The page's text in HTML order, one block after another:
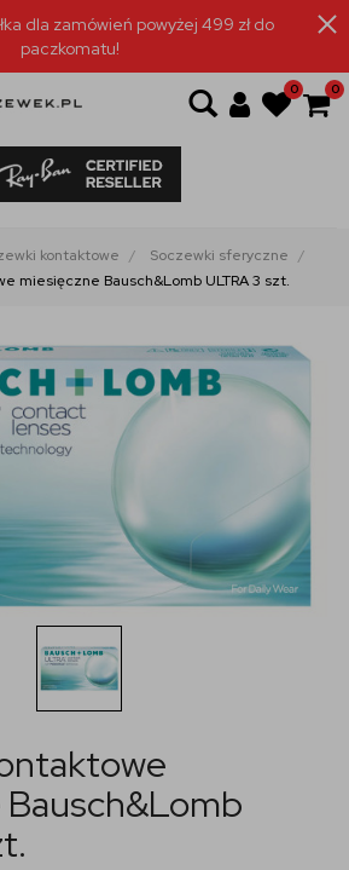
dla zamówień powyżej 499 zł do
paczkomatu!
0 0
kontaktowe
Soczewki sferyczne
miesięczne Bausch&Lomb ULTRA 3 szt.